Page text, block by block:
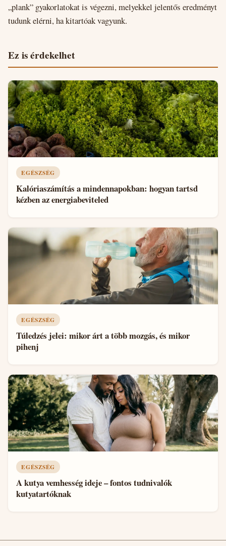
„plank” gyakorlatokat is végezni, melyekkel jelentős eredményt
tudunk elérni, ha kitartóak vagyunk.
Ez is érdekelhet
EGÉSZSÉG
Kalóriaszámítás a mindennapokban: hogyan tartsd
kézben az energiabeviteled
EGÉSZSÉG
Túledzés jelei: mikor árt a több mozgás, és mikor
pihenj
EGÉSZSÉG
A kutya vemhesség ideje – fontos tudnivalók
kutyatartóknak